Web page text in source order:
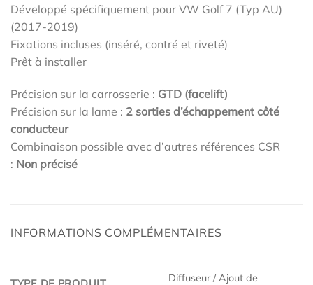
Développé spécifiquement pour VW Golf 7 (Typ AU)
(2017-2019)
Fixations incluses (inséré, contré et riveté)
Prêt à installer
Précision sur la carrosserie : GTD (facelift)
Précision sur la lame : 2 sorties d’échappement côté
conducteur
Combinaison possible avec d’autres références CSR
: Non précisé
INFORMATIONS COMPLÉMENTAIRES
Diffuseur / Ajout de